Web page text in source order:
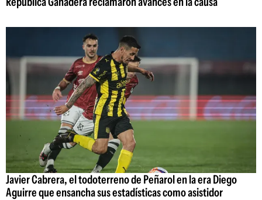
Javier Cabrera, el todoterreno de Peñarol en la era Diego
Aguirre que ensancha sus estadísticas como asistidor